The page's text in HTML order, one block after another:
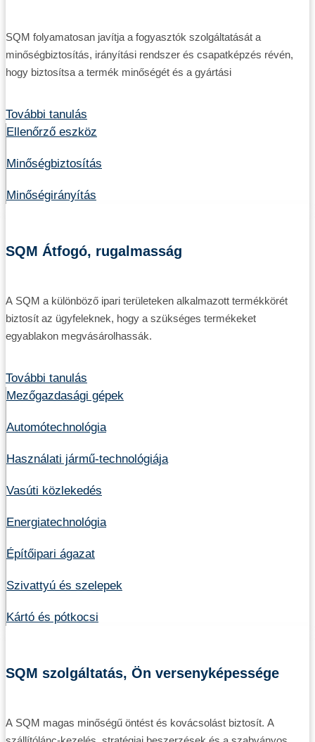
SQM folyamatosan javítja a fogyasztók szolgáltatását a
minőségbiztosítás, irányítási rendszer és csapatképzés révén,
hogy biztosítsa a termék minőségét és a gyártási
További tanulás
Ellenőrző eszköz
Minőségbiztosítás
Minőségirányítás
SQM Átfogó, rugalmasság
A SQM a különböző ipari területeken alkalmazott termékkörét
biztosít az ügyfeleknek, hogy a szükséges termékeket
egyablakon megvásárolhassák.
További tanulás
Mezőgazdasági gépek
Automótechnológia
Használati jármű-technológiája
Vasúti közlekedés
Energiatechnológia
Építőipari ágazat
Szivattyú és szelepek
Kártó és pótkocsi
SQM szolgáltatás, Ön versenyképessége
A SQM magas minőségű öntést és kovácsolást biztosít. A